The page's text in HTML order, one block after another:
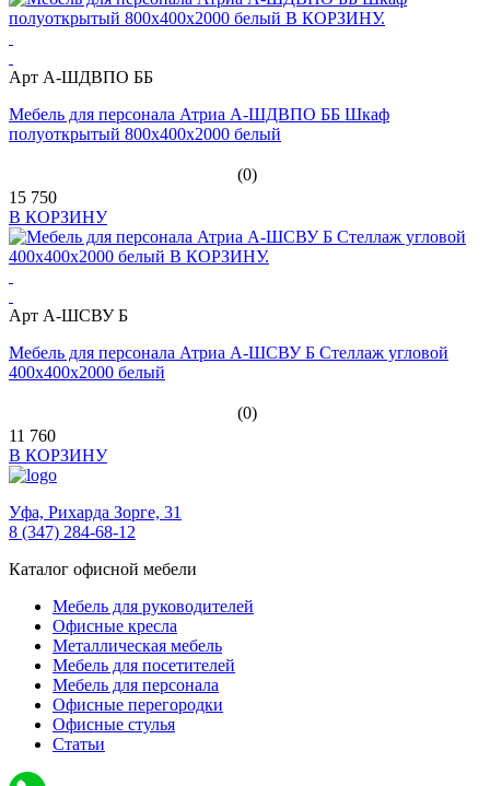
Арт А-ШДВПО ББ
Мебель для персонала Атриа А-ШДВПО ББ Шкаф
полуоткрытый 800х400х2000 белый
(0)
15 750
В КОРЗИНУ
Арт А-ШСВУ Б
Мебель для персонала Атриа А-ШСВУ Б Стеллаж угловой
400х400х2000 белый
(0)
11 760
В КОРЗИНУ
Уфа, Рихарда Зорге, 31
8 (347) 284-68-12
Каталог офисной мебели
Мебель для руководителей
Офисные кресла
Металлическая мебель
Мебель для посетителей
Мебель для персонала
Офисные перегородки
Офисные стулья
Статьи